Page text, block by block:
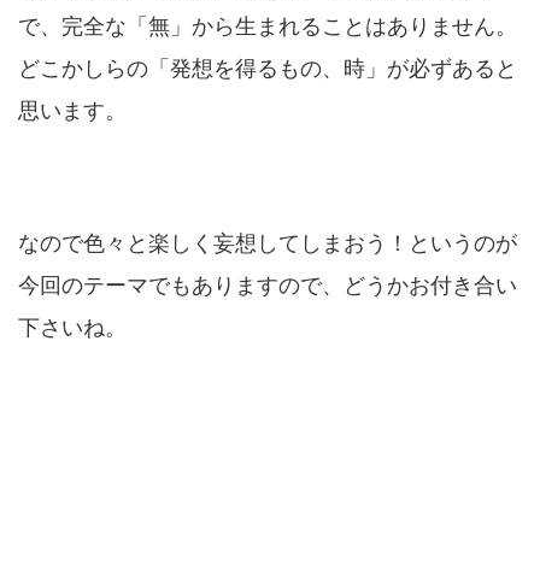
で、完全な「無」から生まれることはありません。
どこかしらの「発想を得るもの、時」が必ずあると
思います。
なので色々と楽しく妄想してしまおう！というのが
今回のテーマでもありますので、どうかお付き合い
下さいね。